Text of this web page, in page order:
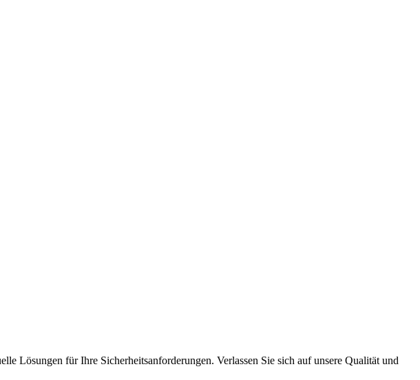
Lösungen für Ihre Sicherheitsanforderungen. Verlassen Sie sich auf unsere Qualität und